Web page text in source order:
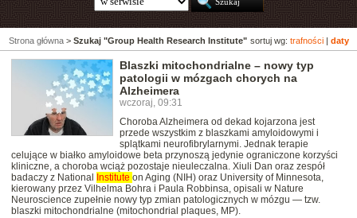
sortuj wg: trafności daty
Strona główna > Szukaj "Group Health Research Institute"
Blaszki mitochondrialne – nowy typ
patologii w mózgach chorych na
Alzheimera
wczoraj, 09:31
Choroba Alzheimera od dekad kojarzona jest
przede wszystkim z blaszkami amyloidowymi i
splątkami neurofibrylarnymi. Jednak terapie
celujące w białko amyloidowe beta przynoszą jedynie ograniczone korzyści
kliniczne, a choroba wciąż pozostaje nieuleczalna. Xiuli Dan oraz zespół
badaczy z National
Institute on Aging (NIH) oraz University of Minnesota,
kierowany przez Vilhelma Bohra i Paula Robbinsa, opisali w Nature
Neuroscience zupełnie nowy typ zmian patologicznych w mózgu — tzw.
blaszki mitochondrialne (mitochondrial plaques, MP).